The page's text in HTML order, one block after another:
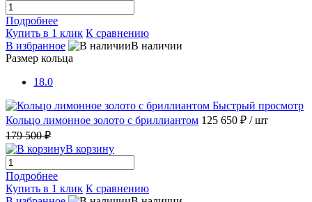
Подробнее
Купить в 1 клик К сравнению
В избранное
В наличии
Размер кольца
18.0
Быстрый просмотр
Кольцо лимонное золото с бриллиантом 125 650 ₽ / шт
179 500 ₽
В корзину
Подробнее
Купить в 1 клик К сравнению